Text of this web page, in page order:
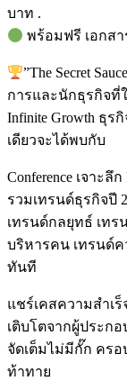
บาท .
พร้อมฟรี เอกสา
”The Secret
การและนักธุรกิจที่
Infinite Growth ธุ
เดียวจะได้พบกับ
Conference เจาะลึ
รวมเทรนด์ธุรกิจปี
เทรนด์กลยุทธ์ เทร
บริหารคน เทรนด์ค
ทันที
แชร์เคสความสำเ
เติบโตจากผู้ประกอ
จัดเต็มไม่มีกั๊ก คร
ท้าทาย